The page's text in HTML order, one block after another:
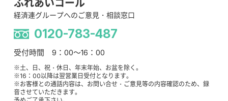
ふれあいコール
経済連グループへのご意見・相談窓口
0120-783-487
受付時間 9：00～16：00
※土、日、祝・休日、年末年始、お盆を除く。
※16：00以降は翌営業日受付となります。
※お客様との通話内容は、お問い合せ・ご意見等の内容確認のため、録
音させていただきます。